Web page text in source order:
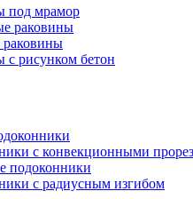
под мрамор
раковины
с рисунком бетон
с конвекционными
подоконники
с радиусным изгибом